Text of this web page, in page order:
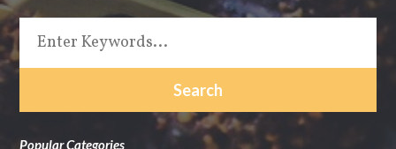
Popular Categories